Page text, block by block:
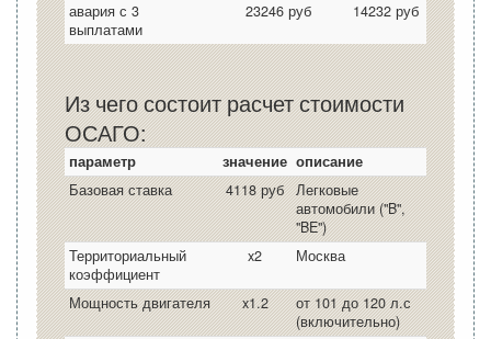
авария с 3
выплатами
23246 руб 14232 руб
Из чего состоит расчет стоимости
ОСАГО:
параметр значение описание
Базовая ставка
4118 руб
Легковые
автомобили ("B",
"BE")
Территориальный
коэффициент
x2 Москва
Мощность двигателя x1.2
от 101 до 120 л.с
(включительно)